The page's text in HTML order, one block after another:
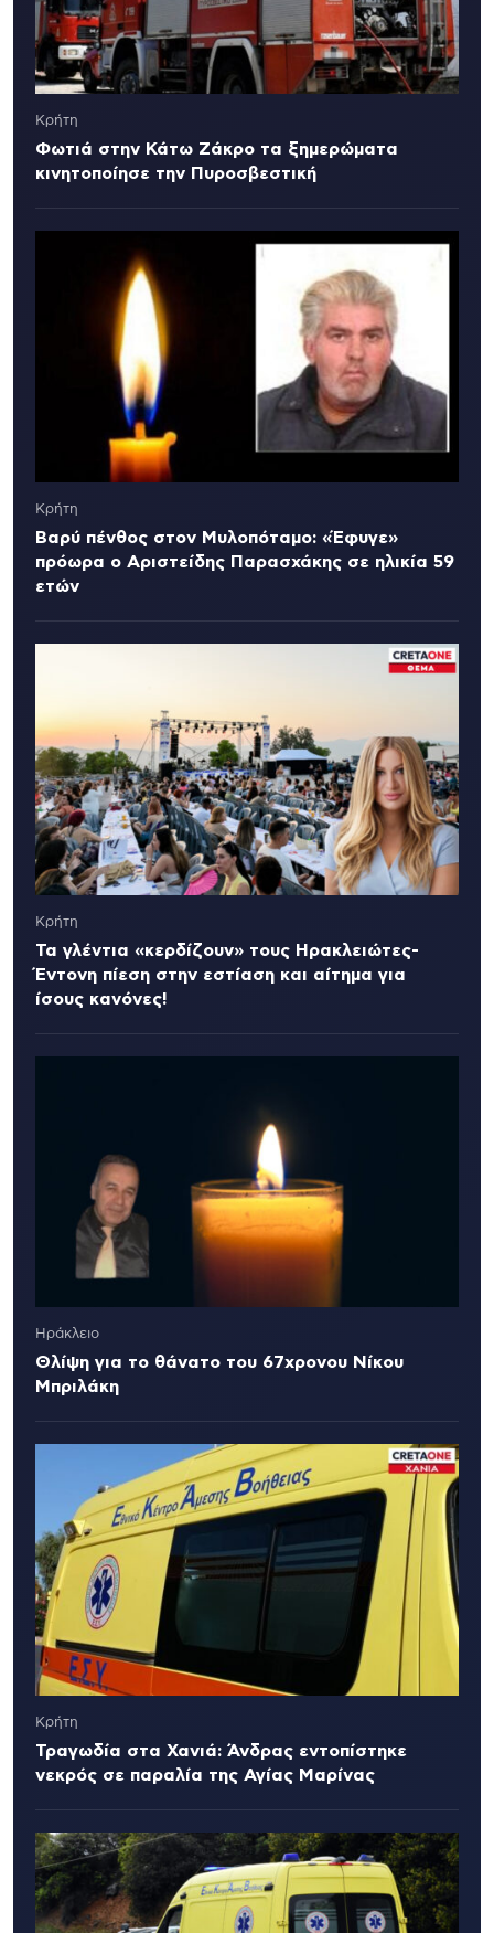
Κρήτη
Φωτιά στην Κάτω Ζάκρο τα ξημερώματα
κινητοποίησε την Πυροσβεστική
Κρήτη
Βαρύ πένθος στον Μυλοπόταμο: «Έφυγε»
πρόωρα ο Αριστείδης Παρασχάκης σε ηλικία 59
ετών
Κρήτη
Τα γλέντια «κερδίζουν» τους Ηρακλειώτες-
Έντονη πίεση στην εστίαση και αίτημα για
ίσους κανόνες!
Ηράκλειο
Θλίψη για το θάνατο του 67χρονου Νίκου
Μπριλάκη
Κρήτη
Τραγωδία στα Χανιά: Άνδρας εντοπίστηκε
νεκρός σε παραλία της Αγίας Μαρίνας